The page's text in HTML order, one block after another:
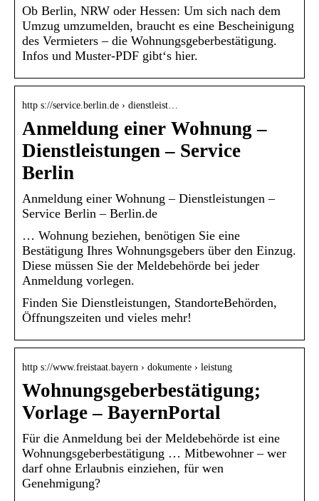
Ob Berlin, NRW oder Hessen: Um sich nach dem
Umzug umzumelden, braucht es eine Bescheinigung
des Vermieters – die Wohnungsgeberbestätigung.
Infos und Muster-PDF gibt‘s hier.
http s://service.berlin.de › dienstleist…
Anmeldung einer Wohnung –
Dienstleistungen – Service
Berlin
Anmeldung einer Wohnung – Dienstleistungen –
Service Berlin – Berlin.de
… Wohnung beziehen, benötigen Sie eine
Bestätigung Ihres Wohnungsgebers über den Einzug.
Diese müssen Sie der Meldebehörde bei jeder
Anmeldung vorlegen.
Finden Sie Dienstleistungen, StandorteBehörden,
Öffnungszeiten und vieles mehr!
http s://www.freistaat.bayern › dokumente › leistung
Wohnungsgeberbestätigung;
Vorlage – BayernPortal
Für die Anmeldung bei der Meldebehörde ist eine
Wohnungsgeberbestätigung … Mitbewohner – wer
darf ohne Erlaubnis einziehen, für wen
Genehmigung?